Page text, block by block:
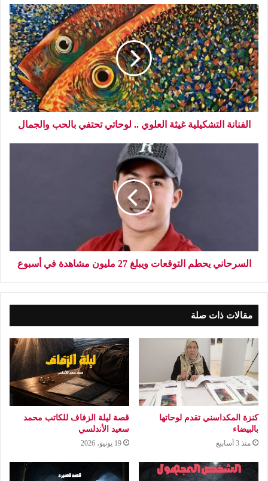
الفنانة التشكيلية غيثة العلوي .. لوحاتي تحتفي بالحب والجمال
السرحاني يحطم التوقعات ويبلغ 27 مليون مشاهدة في أسبوع
مقالات ذات صلة
كنزة المكداسني تقدم لوحاتها
بالبيضاء
منذ 3 أسابيع
قصة ليلة الزفاف للكاتب محمد
سعيد الأندلسي
19 يونيو، 2026